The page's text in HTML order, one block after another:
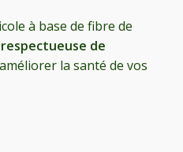
à base de fibre de
respectueuse de
la santé de vos